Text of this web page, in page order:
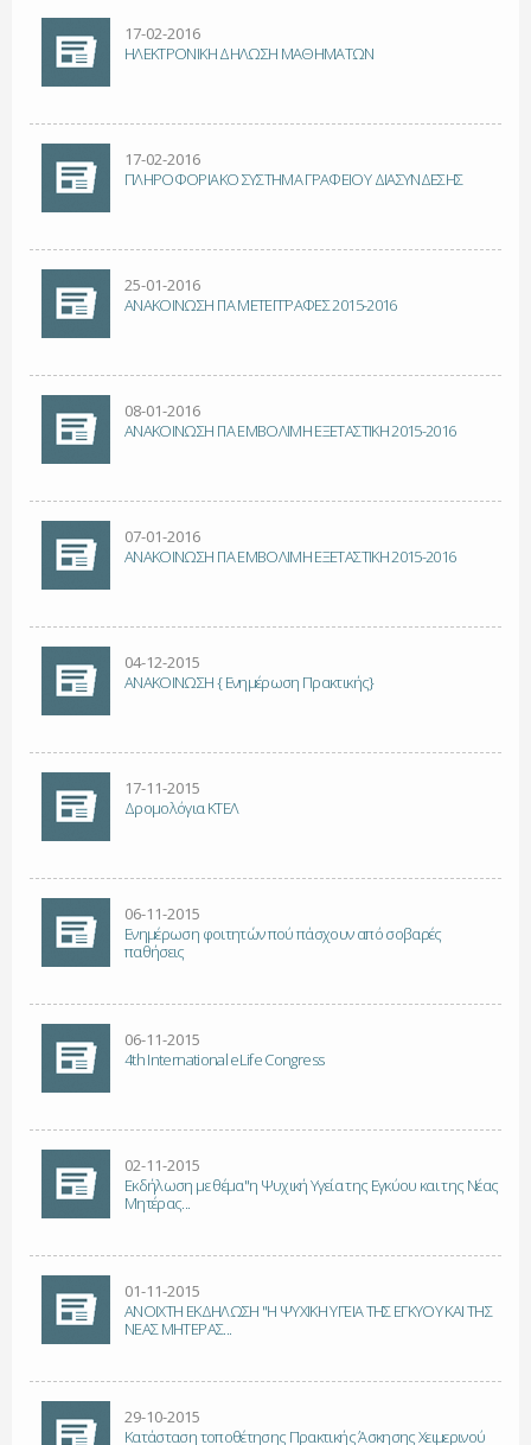
17-02-2016
ΗΛΕΚΤΡΟΝΙΚΗ ΔΗΛΩΣΗ ΜΑΘΗΜΑΤΩΝ
17-02-2016
ΠΛΗΡΟΦΟΡΙΑΚΟ ΣΥΣΤΗΜΑ ΓΡΑΦΕΙΟΥ ΔΙΑΣΥΝΔΕΣΗΣ
25-01-2016
ΑΝΑΚΟΙΝΩΣΗ ΓΙΑ ΜΕΤΕΓΓΡΑΦΕΣ 2015-2016
08-01-2016
ΑΝΑΚΟΙΝΩΣΗ ΓΙΑ ΕΜΒΟΛΙΜΗ ΕΞΕΤΑΣΤΙΚΗ 2015-2016
07-01-2016
ΑΝΑΚΟΙΝΩΣΗ ΓΙΑ ΕΜΒΟΛΙΜΗ ΕΞΕΤΑΣΤΙΚΗ 2015-2016
04-12-2015
ΑΝΑΚΟΙΝΩΣΗ { Ενημέρωση Πρακτικής}
17-11-2015
Δρομολόγια ΚΤΕΛ
06-11-2015
Ενημέρωση φοιτητών πού πάσχουν από σοβαρές
παθήσεις
06-11-2015
4th International eLife Congress
02-11-2015
Εκδήλωση με θέμα"η Ψυχική Υγεία της Εγκύου και της Νέας
Μητέρας...
01-11-2015
ΑΝΟΙΧΤΗ ΕΚΔΗΛΩΣΗ "Η ΨΥΧΙΚΗ ΥΓΕΙΑ ΤΗΣ ΕΓΚΥΟΥ ΚΑΙ ΤΗΣ
ΝΕΑΣ ΜΗΤΕΡΑΣ...
29-10-2015
Κατάσταση τοποθέτησης Πρακτικής Άσκησης Χειμερινού
Σελίδες